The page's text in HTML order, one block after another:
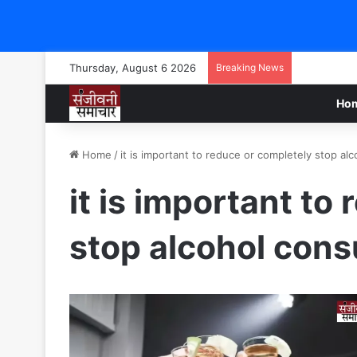
Thursday, August 6 2026 Breaking News
Home / it is important to reduce or completely stop
it is important to
stop alcohol